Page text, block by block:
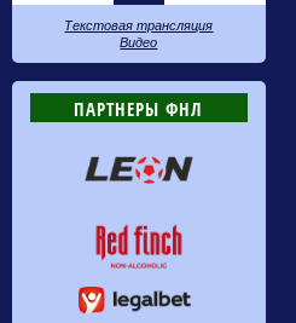
Текстовая трансляция
Видео
ПАРТНЕРЫ ФНЛ